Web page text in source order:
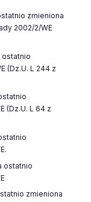
zmieniona
2002/2/WE
ostatnio
(Dz.U. L 244 z
(Dz.U. L 64 z
ostatnio
zmieniona